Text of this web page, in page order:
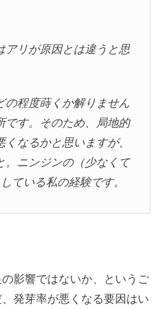
アリが原因とは違うと思
程度蒔くか解りません
です。そのため、局地的
なるかと思いますが、
。ニンジンの（少なくて
ている私の経験です。
影響ではないか、というご
発芽率が悪くなる要因はい